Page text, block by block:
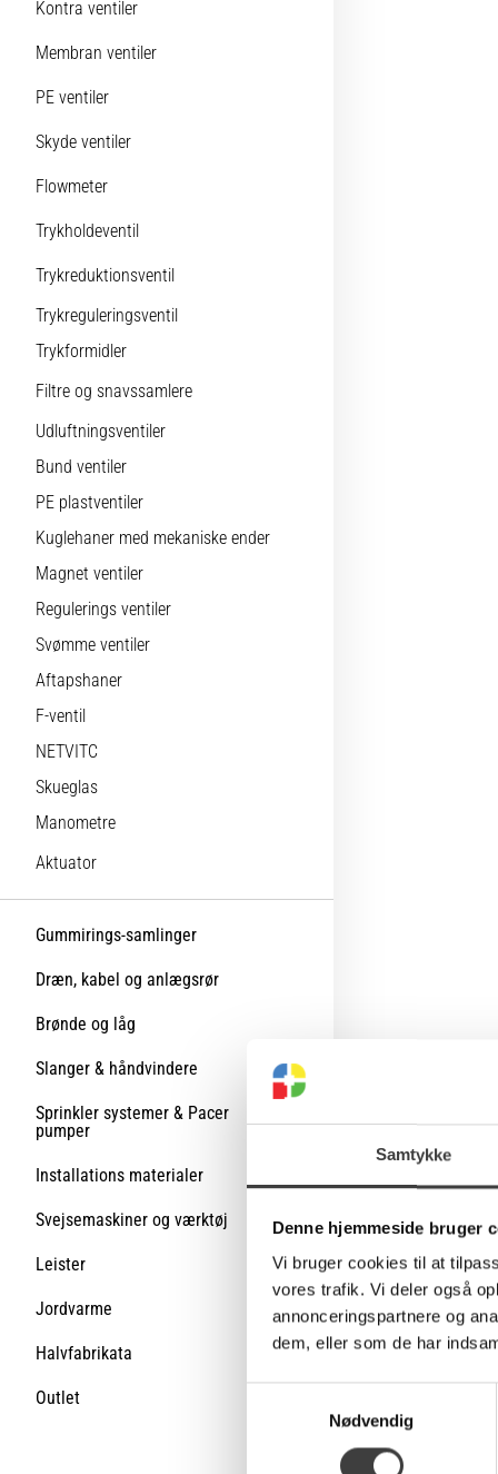
Samtykke
Denne hjemmeside bruger
Vi bruger cookies til at
vores trafik. Vi deler også
annonceringspartnere og
dem, eller som de har
Nødvendig
Kontra ventiler
Membran ventiler
PE ventiler
Skyde ventiler
Flowmeter
Trykholdeventil
Trykreduktionsventil
Trykreguleringsventil
Trykformidler
Filtre og snavssamlere
Udluftningsventiler
Bund ventiler
PE plastventiler
Kuglehaner med mekaniske ender
Magnet ventiler
Regulerings ventiler
Svømme ventiler
Aftapshaner
F-ventil
NETVITC
Skueglas
Manometre
Aktuator
Gummirings-samlinger
Dræn, kabel og anlægsrør
Brønde og låg
Slanger & håndvindere
Sprinkler systemer & Pacer
pumper
Installations materialer
Svejsemaskiner og værktøj
Leister
Jordvarme
Halvfabrikata
Outlet